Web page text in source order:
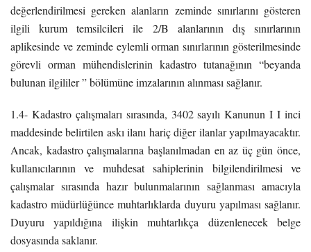
değerlendirilmesi gereken alanların zeminde sınırlarını gösteren
ilgili kurum temsilcileri ile 2/B alanlarının dış sınırlarının
aplikesinde ve zeminde eylemli orman sınırlarının gösterilmesinde
görevli orman mühendislerinin kadastro tutanağının “beyanda
bulunan ilgililer ” bölümüne imzalarının alınması sağlanır.
1.4- Kadastro çalışmaları sırasında, 3402 sayılı Kanunun I I inci
maddesinde belirtilen askı ilanı hariç diğer ilanlar yapılmayacaktır.
Ancak, kadastro çalışmalarına başlanılmadan en az üç gün önce,
kullanıcılarının ve muhdesat sahiplerinin bilgilendirilmesi ve
çalışmalar sırasında hazır bulunmalarının sağlanması amacıyla
kadastro müdürlüğünce muhtarlıklarda duyuru yapılması sağlanır.
Duyuru yapıldığına ilişkin muhtarlıkça düzenlenecek belge
dosyasında saklanır.